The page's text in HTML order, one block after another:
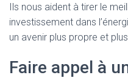
Ils nous aident à tirer le
investissement dans
un avenir plus propre et
Faire appel à